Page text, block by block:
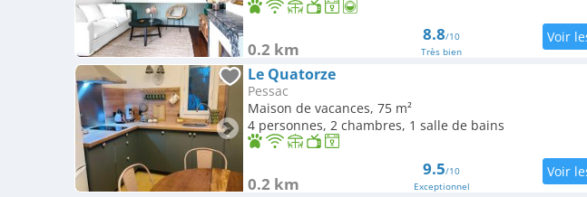
0.2 km
8.8/10
Très bien
Le Quatorze
Pessac
Maison de vacances, 75 m²
4 personnes, 2 chambres, 1 salle de bains
0.2 km
9.5/10
Exceptionnel